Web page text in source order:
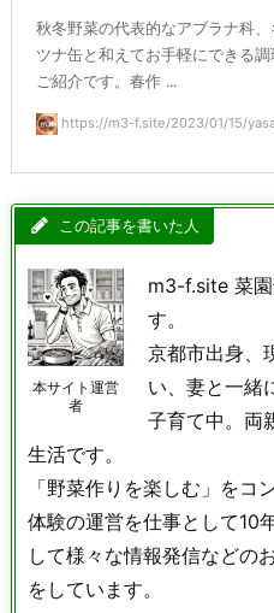
秋冬野菜の代表的なアブラナ科、
ツナ缶と和えてお手軽にできる
ご紹介です。春作 ...
https://m3-f.site/2023/01/15/
この記事を書いた人
本サイト運営
者
m3-f.site 菜園
す。
京都市出身、
い、妻と一緒
子育て中。両
生活です。
「野菜作りを楽しむ」をコ
体験の運営を仕事として10
して様々な情報発信などの
をしています。